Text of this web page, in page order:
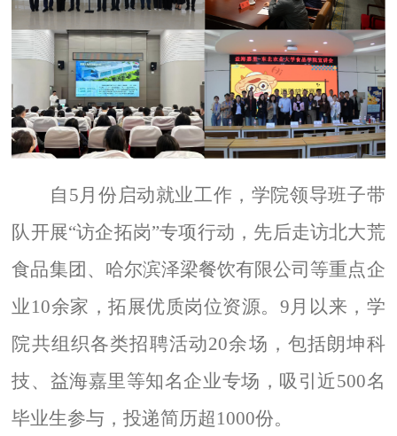
自 5月份启动就业工作，学院领导班子带
队开展“访企拓岗”专项行动，先后走访北大荒
食品集团、哈尔滨泽梁餐饮有限公司等重点企
业10余家，拓展优质岗位资源。 9月以来，学
院共组织各类招聘活动20余场，包括朗坤科
技、益海嘉里等知名企业专场，吸引近500名
毕业生参与，投递简历超 1000份。